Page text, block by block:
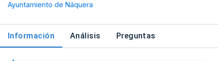
Ayuntamiento de Náquera
Información Análisis Preguntas